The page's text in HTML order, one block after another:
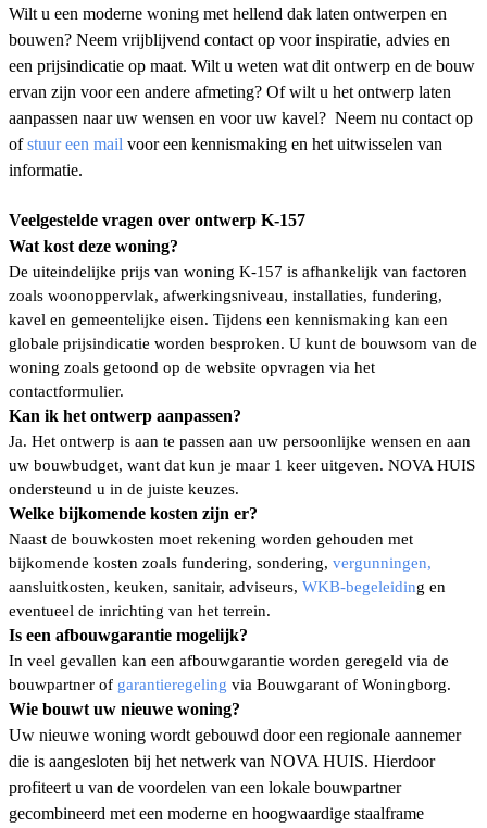
Wilt u een moderne woning met hellend dak laten ontwerpen en
bouwen? Neem vrijblijvend contact op voor inspiratie, advies en
een prijsindicatie op maat. Wilt u weten wat dit ontwerp en de bouw
ervan zijn voor een andere afmeting? Of wilt u het ontwerp laten
aanpassen naar uw wensen en voor uw kavel? Neem nu contact op
of stuur een mail voor een kennismaking en het uitwisselen van
informatie.
Veelgestelde vragen over ontwerp K-157
Wat kost deze woning?
De uiteindelijke prijs van woning K-157 is afhankelijk van factoren
zoals woonoppervlak, afwerkingsniveau, installaties, fundering,
kavel en gemeentelijke eisen. Tijdens een kennismaking kan een
globale prijsindicatie worden besproken. U kunt de bouwsom van de
woning zoals getoond op de website opvragen via het
contactformulier.
Kan ik het ontwerp aanpassen?
Ja. Het ontwerp is aan te passen aan uw persoonlijke wensen en aan
uw bouwbudget, want dat kun je maar 1 keer uitgeven. NOVA HUIS
ondersteund u in de juiste keuzes.
Welke bijkomende kosten zijn er?
Naast de bouwkosten moet rekening worden gehouden met
bijkomende kosten zoals fundering, sondering, vergunningen,
aansluitkosten, keuken, sanitair, adviseurs, WKB-begeleiding en
eventueel de inrichting van het terrein.
Is een afbouwgarantie mogelijk?
In veel gevallen kan een afbouwgarantie worden geregeld via de
bouwpartner of garantieregeling via Bouwgarant of Woningborg.
Wie bouwt uw nieuwe woning?
Uw nieuwe woning wordt gebouwd door een regionale aannemer
die is aangesloten bij het netwerk van NOVA HUIS. Hierdoor
profiteert u van de voordelen van een lokale bouwpartner
gecombineerd met een moderne en hoogwaardige staalframe